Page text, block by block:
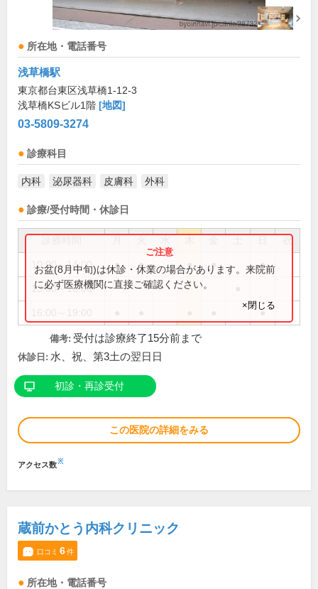
所在地・電話番号
浅草橋駅
東京都台東区浅草橋1-12-3
浅草橋KSビル1階 [地図]
03-5809-3274
診療科目
内科 泌尿器科 皮膚科 外科
診療/受付時間・休診日
祝
10:00～14:00 ● ● ● ● ●
13:00～18:00
●
お盆(8月中旬)は休診・休業の場合があります。来院前
に必ず医療機関に直接ご確認ください。
×閉じる
備考: 受付は診療終了15分前まで
休診日: 水、祝、第3土の翌日日
初診・再診受付
この医院の詳細をみる
アクセス数※
蔵前かとう内科クリニック
口コミ 6件
所在地・電話番号